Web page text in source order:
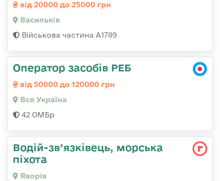
від 20000 до 25000 грн
Васильків
Військова частина А1789
Оператор засобів РЕБ
від 50000 до 120000 грн
Вся Україна
42 ОМБр
Водій-зв’язківець, морська
піхота
Яворів